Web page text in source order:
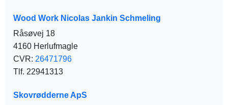
Wood Work Nicolas Jankin Schmeling
Råsøvej 18
4160 Herlufmagle
CVR: 26471796
Tlf. 22941313
Skovrødderne ApS